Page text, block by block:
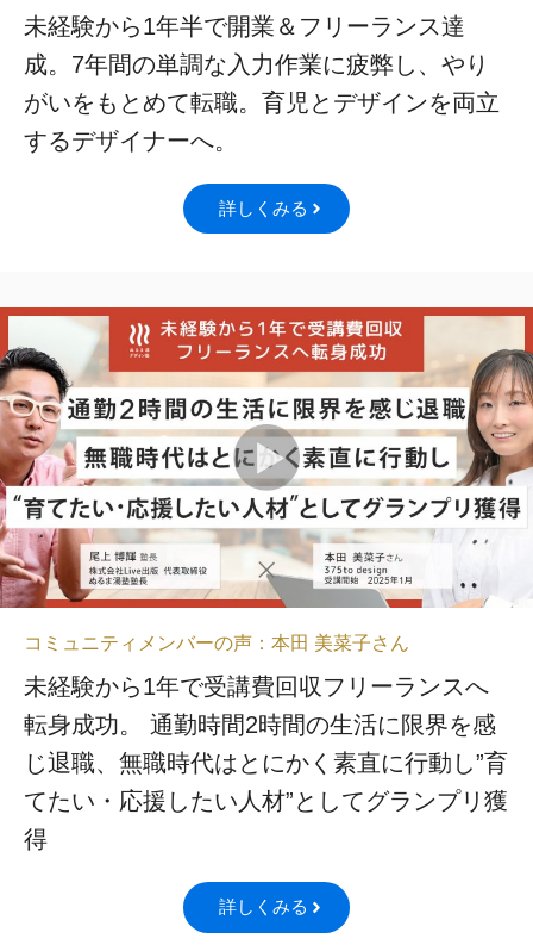
未経験から1年半で開業＆フリーランス達
成。7年間の単調な入力作業に疲弊し、やり
がいをもとめて転職。育児とデザインを両立
するデザイナーへ。
詳しくみる
コミュニティメンバーの声：本田 美菜子さん
未経験から1年で受講費回収フリーランスへ
転身成功。 通勤時間2時間の生活に限界を感
じ退職、無職時代はとにかく素直に行動し”育
てたい・応援したい人材”としてグランプリ獲
得
詳しくみる